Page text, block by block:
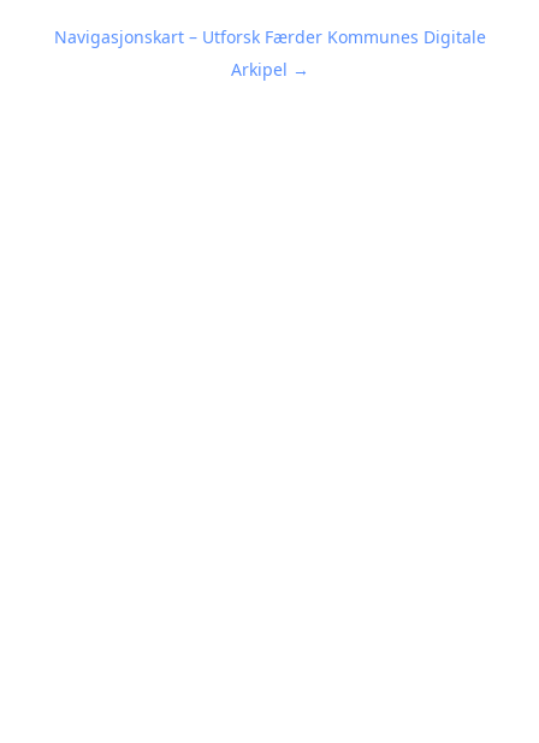
Navigasjonskart – Utforsk Færder Kommunes Digitale
Arkipel →